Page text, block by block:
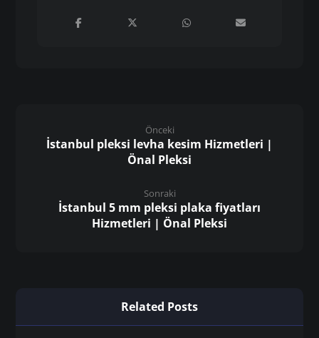
Önceki
İstanbul pleksi levha kesim Hizmetleri |
Önal Pleksi
Sonraki
İstanbul 5 mm pleksi plaka fiyatları
Hizmetleri | Önal Pleksi
Related Posts